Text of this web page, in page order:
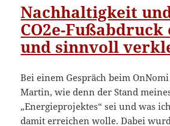
Nachhaltigkeit
CO2e-
und sinnvoll
Bei einem Gespräch beim
Martin, wie denn der Stand
„Energieprojektes“ sei und was
damit erreichen wolle. Dabei